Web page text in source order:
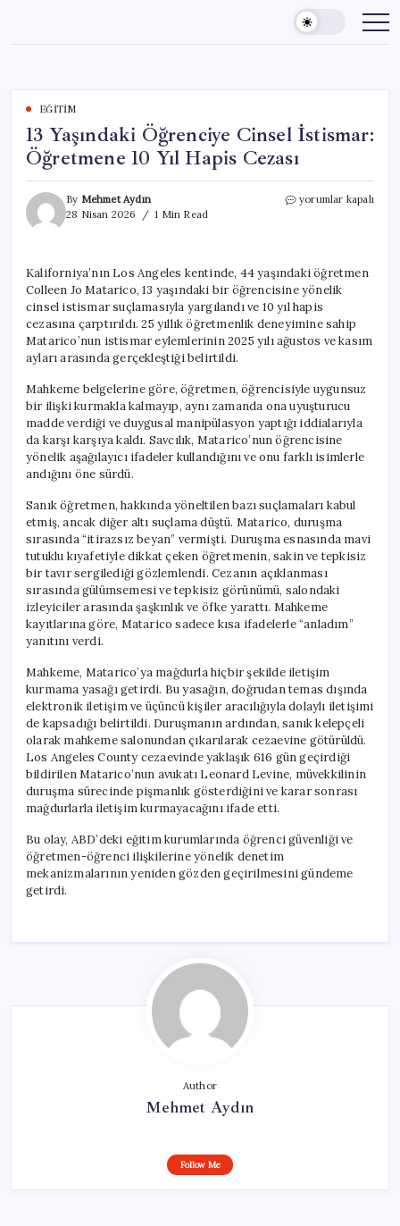
content
EĞITIM
13 Yaşındaki Öğrenciye Cinsel İstismar:
Öğretmene 10 Yıl Hapis Cezası
By Mehmet Aydın
28 Nisan 2026
1 Min Read
13
Öğretmene
10
Yıl
Hapis
Cezası
yorumlar kapalı
Kaliforniya’nın Los Angeles kentinde, 44 yaşındaki öğretmen
Colleen Jo Matarico, 13 yaşındaki bir öğrencisine yönelik
cinsel istismar suçlamasıyla yargılandı ve 10 yıl hapis
cezasına çarptırıldı. 25 yıllık öğretmenlik deneyimine sahip
Matarico’nun istismar eylemlerinin 2025 yılı ağustos ve kasım
ayları arasında gerçekleştiği belirtildi.
Mahkeme belgelerine göre, öğretmen, öğrencisiyle uygunsuz
bir ilişki kurmakla kalmayıp, aynı zamanda ona uyuşturucu
madde verdiği ve duygusal manipülasyon yaptığı iddialarıyla
da karşı karşıya kaldı. Savcılık, Matarico’nun öğrencisine
yönelik aşağılayıcı ifadeler kullandığını ve onu farklı isimlerle
andığını öne sürdü.
Sanık öğretmen, hakkında yöneltilen bazı suçlamaları kabul
etmiş, ancak diğer altı suçlama düştü. Matarico, duruşma
sırasında “itirazsız beyan” vermişti. Duruşma esnasında mavi
tutuklu kıyafetiyle dikkat çeken öğretmenin, sakin ve tepkisiz
bir tavır sergilediği gözlemlendi. Cezanın açıklanması
sırasında gülümsemesi ve tepkisiz görünümü, salondaki
izleyiciler arasında şaşkınlık ve öfke yarattı. Mahkeme
kayıtlarına göre, Matarico sadece kısa ifadelerle “anladım”
yanıtını verdi.
Mahkeme, Matarico’ya mağdurla hiçbir şekilde iletişim
kurmama yasağı getirdi. Bu yasağın, doğrudan temas dışında
elektronik iletişim ve üçüncü kişiler aracılığıyla dolaylı iletişimi
de kapsadığı belirtildi. Duruşmanın ardından, sanık kelepçeli
olarak mahkeme salonundan çıkarılarak cezaevine götürüldü.
Los Angeles County cezaevinde yaklaşık 616 gün geçirdiği
bildirilen Matarico’nun avukatı Leonard Levine, müvekkilinin
duruşma sürecinde pişmanlık gösterdiğini ve karar sonrası
mağdurlarla iletişim kurmayacağını ifade etti.
Bu olay, ABD’deki eğitim kurumlarında öğrenci güvenliği ve
öğretmen-öğrenci ilişkilerine yönelik denetim
mekanizmalarının yeniden gözden geçirilmesini gündeme
getirdi.
Author
Mehmet Aydın
Follow Me